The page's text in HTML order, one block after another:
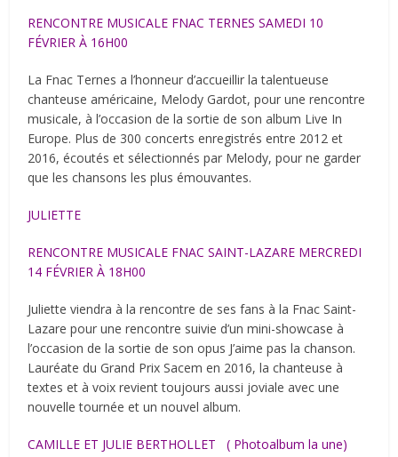
RENCONTRE MUSICALE FNAC TERNES SAMEDI 10
FÉVRIER À 16H00
La Fnac Ternes a l’honneur d’accueillir la talentueuse
chanteuse américaine, Melody Gardot, pour une rencontre
musicale, à l’occasion de la sortie de son album Live In
Europe. Plus de 300 concerts enregistrés entre 2012 et
2016, écoutés et sélectionnés par Melody, pour ne garder
que les chansons les plus émouvantes.
JULIETTE
RENCONTRE MUSICALE FNAC SAINT-LAZARE MERCREDI
14 FÉVRIER À 18H00
Juliette viendra à la rencontre de ses fans à la Fnac Saint-
Lazare pour une rencontre suivie d’un mini-showcase à
l’occasion de la sortie de son opus J’aime pas la chanson.
Lauréate du Grand Prix Sacem en 2016, la chanteuse à
textes et à voix revient toujours aussi joviale avec une
nouvelle tournée et un nouvel album.
CAMILLE ET JULIE BERTHOLLET ( Photoalbum la une)